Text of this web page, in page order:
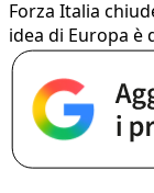
Forza Italia
idea di Europa è